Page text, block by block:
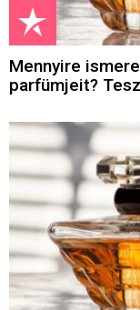
Mennyire
parfümjeit?